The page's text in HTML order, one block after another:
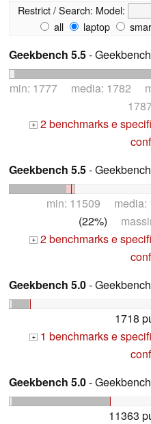
Restrict / Search: Model:
all
laptop
Geekbench 5.5-
min: 1777 media: 1782
+ 2 benchmarks e
Geekbench 5.5-
min: 11509
(22%)
+ 2 benchmarks e
Geekbench 5.0-
1718
+ 1 benchmarks e
Geekbench 5.0-
11363